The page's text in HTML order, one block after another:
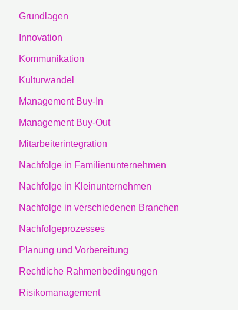
Grundlagen
Innovation
Kommunikation
Kulturwandel
Management Buy-In
Management Buy-Out
Mitarbeiterintegration
Nachfolge in Familienunternehmen
Nachfolge in Kleinunternehmen
Nachfolge in verschiedenen Branchen
Nachfolgeprozesses
Planung und Vorbereitung
Rechtliche Rahmenbedingungen
Risikomanagement